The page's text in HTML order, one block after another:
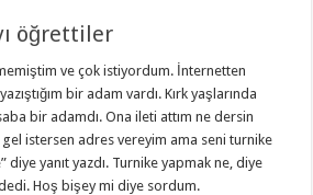
öğrettiler
ve çok istiyordum. İnternetten
bir adam vardı. Kırk yaşlarında
bir adamdı. Ona ileti attım ne dersin
istersen adres vereyim ama seni turnike
diye yanıt yazdı. Turnike yapmak ne, diye
Hoş bişey mi diye sordum.